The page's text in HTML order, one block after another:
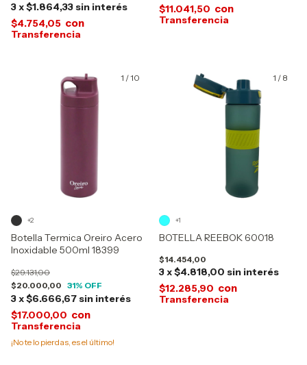
3x$1.864,33 sin interés
$4.754,05 con
$11.041,50 con
1 /10
Botella Termica Oreiro Acero
Inoxidable 500ml 18399
$20.000,00
$29.131,00
31% OFF
3x$6.666,67 sin interés
$17.000,00 con
¡No te lo pierdas, es el último!
+2
1 / 8
BOTELLA REEBOK 60018
$14.454,00
3x$4.818,00 sin interés
$12.285,90 con
+1